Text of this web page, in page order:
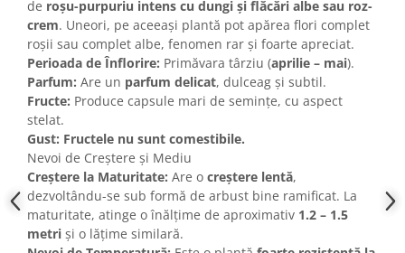
de roșu-purpuriu intens cu dungi și flăcări albe sau roz-
crem. Uneori, pe aceeași plantă pot apărea flori complet
roșii sau complet albe, fenomen rar și foarte apreciat.
Perioada de Înflorire: Primăvara târziu (aprilie – mai).
Parfum: Are un parfum delicat, dulceag și subtil.
Fructe: Produce capsule mari de semințe, cu aspect
stelat.
Gust: Fructele nu sunt comestibile.
Nevoi de Creștere și Mediu
Creștere la Maturitate: Are o creștere lentă,
dezvoltându-se sub formă de arbust bine ramificat. La
maturitate, atinge o înălțime de aproximativ 1.2 – 1.5
metri și o lățime similară.